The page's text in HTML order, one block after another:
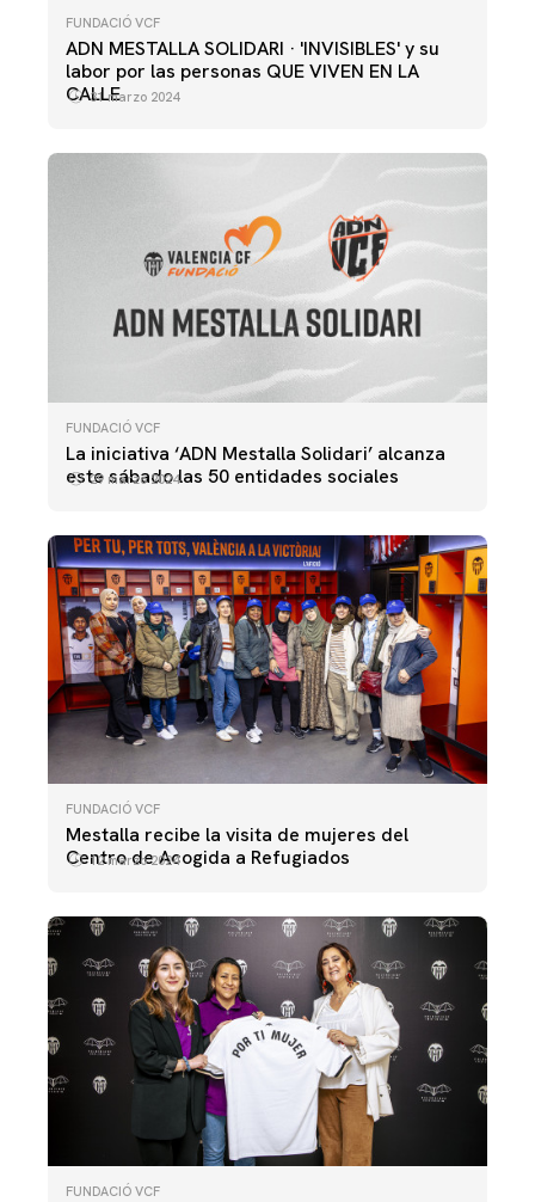
FUNDACIÓ VCF
ADN MESTALLA SOLIDARI · 'INVISIBLES' y su
labor por las personas QUE VIVEN EN LA
CALLE
31 marzo 2024
FUNDACIÓ VCF
La iniciativa ‘ADN Mestalla Solidari’ alcanza
este sábado las 50 entidades sociales
29 marzo 2024
FUNDACIÓ VCF
Mestalla recibe la visita de mujeres del
Centro de Acogida a Refugiados
12 marzo 2024
FUNDACIÓ VCF